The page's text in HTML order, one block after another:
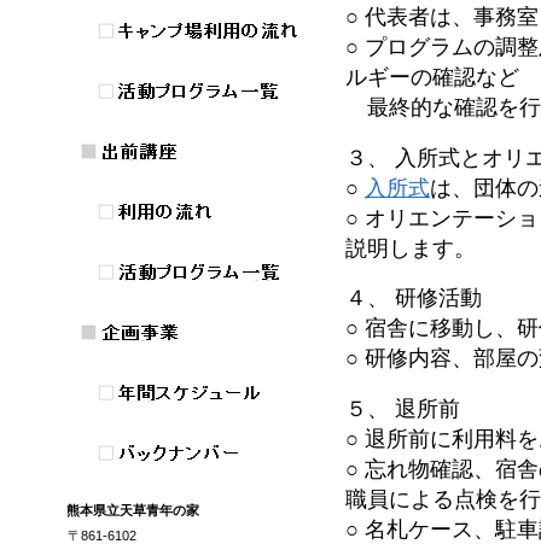
○ 代表者は、事務
○ プログラムの調
ルギーの確認など
最終的な確認を
３、 入所式とオリ
○ 入所式は、団体
○ オリエンテーシ
説明します。
４、 研修活動
○ 宿舎に移動し、
○ 研修内容、部屋
５、 退所前
○ 退所前に利用料
○ 忘れ物確認、宿
職員による点検を
○ 名札ケース、駐
熊本県立天草青年の家
〒861-6102